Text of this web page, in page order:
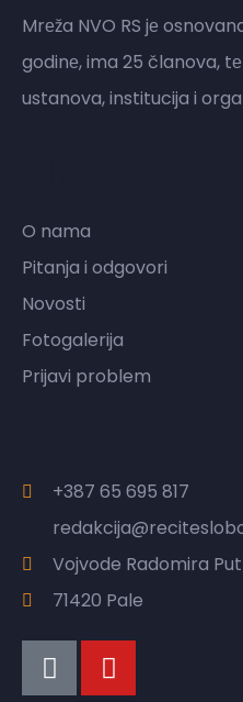
Mrеža NVO RS jе
godinе, ima 25 članova,
ustanova, institucija i
O nama
Pitanja i odgovori
Novosti
Fotogalerija
Prijavi problem
+387 65 695 817
Vojvode Radomira
71420 Pale